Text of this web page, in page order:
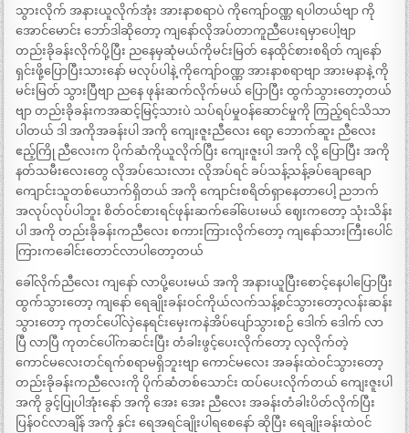
သွားလိုက် အနားယူလိုက်အုံး အားနာစရာပဲ ကိုကျော်ဝဏ္ဏ ရပါတယ်ဗျာ ကို
အောင်မောင်း ဘော်ဒါဆိုတော့ ကျနော်လိုအပ်တာကူညီပေးရမှာပေါ့ဗျာ
တည်းခိုခန်းလိုက်ပို့ပြီး ညနေမှဆုံမယ်ကိုမင်းမြတ် နေထိုင်စားစရိတ် ကျနော်
ရှင်းဖို့ပြောပြီးသားနော် မလုပ်ပါနဲ့ ကိုကျော်ဝဏ္ဏ အားနာစရာဗျာ အားမနာနဲ့ ကို
မင်းမြတ် သွားပြီဗျာ ညနေ ဖုန်းဆက်လိုက်မယ် ပြောပြီး ထွက်သွားတော့တယ်
ဗျာ တည်းခိုခန်းကအဆင့်မြင့်သားပဲ သပ်ရပ်မှုဝန်ဆောင်မှုကို ကြည့်ရင်သိသာ
ပါတယ် ဒါ အကိုအခန်းပါ အကို ကျေးဇူးညီလေး ရော့ ဘောက်ဆူး ညီလေး
ဧည့်ကြို ညီလေးက ပိုက်ဆံကိုယူလိုက်ပြီး ကျေးဇူးပါ အကို လို့ ပြောပြီး အကို
နတ်သမီးလေးတွေ လိုအပ်သေးလား လိုအပ်ရင် ခပ်သန့်သန့်ခပ်ချောချော
ကျောင်းသူတစ်ယောက်ရှိတယ် အကို ကျောင်းစရိတ်ရှာနေတာပေါ့ ညဘက်
အလုပ်လုပ်ပါဘူး စိတ်ဝင်စားရင်ဖုန်းဆက်ခေါ်ပေးမယ် ဈေးကတော့ သုံးသိန်း
ပါ အကို တည်းခိုခန်းကညီလေး စကားကြားလိုက်တော့ ကျနော်သားကြီးပေါင်
ကြားကခေါင်းတောင်လာပါတော့တယ်
ခေါ်လိုက်ညီလေး ကျနော် လာပို့ပေးမယ် အကို အနားယူပြီးစောင့်နေပါပြောပြီး
ထွက်သွားတော့ ကျနော် ရေချိုးခန်းဝင်ကိုယ်လက်သန့်စင်သွားတော့လန်းဆန်း
သွားတော့ ကုတင်ပေါ်လှဲနေရင်းမှေးကနဲအိပ်ပျော်သွားစဉ် ဒေါက် ဒေါက် လာ
ပြီ လာပြီ ကုတင်ပေါ်ကဆင်းပြီး တံခါးဖွင့်ပေးလိုက်တော့ လှလိုက်တဲ့
ကောင်မလေးတင်ရက်စရာမရှိဘူးဗျာ ကောင်မလေး အခန်းထဲဝင်သွားတော့
တည်းခိုခန်းကညီလေးကို ပိုက်ဆံတစ်သောင်း ထပ်ပေးလိုက်တယ် ကျေးဇူးပါ
အကို ခွင့်ပြုပါအုံးနော် အကို အေး အေး ညီလေး အခန်းတံခါးပိတ်လိုက်ပြီး
ပြန်ဝင်လာချိန် အကို နှင်း ရေအရင်ချိုးပါရစေနော် ဆိုပြီး ရေချိုးခန်းထဲဝင်